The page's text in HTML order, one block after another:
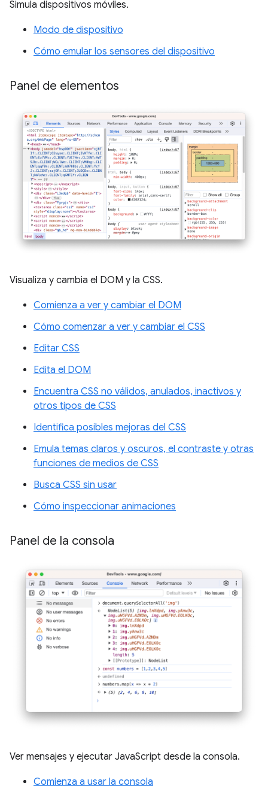
Simula dispositivos móviles.
Modo de dispositivo
Cómo emular los sensores del dispositivo
Panel de elementos
Visualiza y cambia el DOM y la CSS.
Comienza a ver y cambiar el DOM
Cómo comenzar a ver y cambiar el CSS
Editar CSS
Edita el DOM
Encuentra CSS no válidos, anulados, inactivos y
otros tipos de CSS
Identifica posibles mejoras del CSS
Emula temas claros y oscuros, el contraste y otras
funciones de medios de CSS
Busca CSS sin usar
Cómo inspeccionar animaciones
Panel de la consola
Ver mensajes y ejecutar JavaScript desde la consola.
Comienza a usar la consola